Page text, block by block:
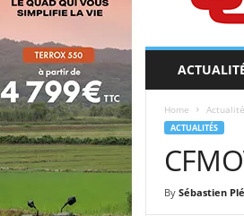
Home
ACTUALITÉS
By Sébastien Plé